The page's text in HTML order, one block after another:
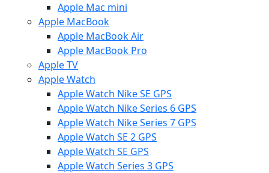
Apple Mac mini
Apple MacBook
Apple MacBook Air
Apple MacBook Pro
Apple TV
Apple Watch
Apple Watch Nike SE GPS
Apple Watch Nike Series 6 GPS
Apple Watch Nike Series 7 GPS
Apple Watch SE 2 GPS
Apple Watch SE GPS
Apple Watch Series 3 GPS